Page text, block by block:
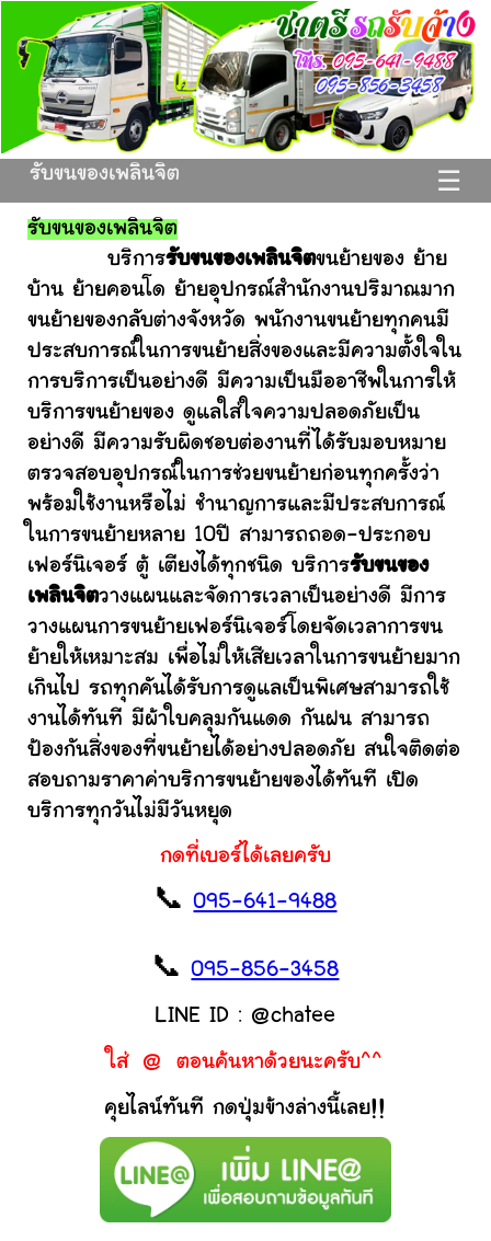
☰
รับขนของเพลินจิต
รับขนของเพลินจิต
บริการรับขนของเพลินจิตขนย้ายของ ย้าย
บ้าน ย้ายคอนโด ย้ายอุปกรณ์สำนักงานปริมาณมาก
ขนย้ายของกลับต่างจังหวัด พนักงานขนย้ายทุกคนมี
ประสบการณ์ในการขนย้ายสิ่งของและมีความตั้งใจใน
การบริการเป็นอย่างดี มีความเป็นมืออาชีพในการให้
บริการขนย้ายของ ดูแลใส่ใจความปลอดภัยเป็น
อย่างดี มีความรับผิดชอบต่องานที่ได้รับมอบหมาย
ตรวจสอบอุปกรณ์ในการช่วยขนย้ายก่อนทุกครั้งว่า
พร้อมใช้งานหรือไม่ ชำนาญการและมีประสบการณ์
ในการขนย้ายหลาย 10ปี สามารถถอด-ประกอบ
เฟอร์นิเจอร์ ตู้ เตียงได้ทุกชนิด บริการรับขนของ
เพลินจิตวางแผนและจัดการเวลาเป็นอย่างดี มีการ
วางแผนการขนย้ายเฟอร์นิเจอร์โดยจัดเวลาการขน
ย้ายให้เหมาะสม เพื่อไม่ให้เสียเวลาในการขนย้ายมาก
เกินไป รถทุกคันได้รับการดูแลเป็นพิเศษสามารถใช้
งานได้ทันที มีผ้าใบคลุมกันแดด กันฝน สามารถ
ป้องกันสิ่งของที่ขนย้ายได้อย่างปลอดภัย สนใจติดต่อ
สอบถามราคาค่าบริการขนย้ายของได้ทันที เปิด
บริการทุกวันไม่มีวันหยุด
กดที่เบอร์ได้เลยครับ
📞095-641-9488
📞095-856-3458
LINE ID : @chatee
ใส่ @ ตอนค้นหาด้วยนะครับ^^
คุยไลน์ทันที กดปุ่มข้างล่างนี้เลย!!